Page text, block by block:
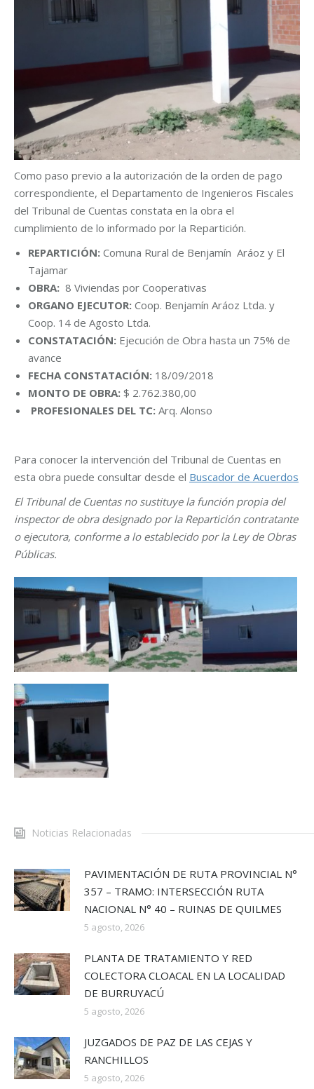
Como paso previo a la autorización de la orden de pago
correspondiente, el Departamento de Ingenieros Fiscales
del Tribunal de Cuentas constata en la obra el
cumplimiento de lo informado por la Repartición.
REPARTICIÓN: Comuna Rural de Benjamín Aráoz y El
Tajamar
OBRA: 8 Viviendas por Cooperativas
ORGANO EJECUTOR: Coop. Benjamín Aráoz Ltda. y
Coop. 14 de Agosto Ltda.
CONSTATACIÓN: Ejecución de Obra hasta un 75% de
avance
FECHA CONSTATACIÓN: 18/09/2018
MONTO DE OBRA: $ 2.762.380,00
PROFESIONALES DEL TC: Arq. Alonso
Para conocer la intervención del Tribunal de Cuentas en
esta obra puede consultar desde el Buscador de Acuerdos
El Tribunal de Cuentas no sustituye la función propia del
inspector de obra designado por la Repartición contratante
o ejecutora, conforme a lo establecido por la Ley de Obras
Públicas.
Noticias Relacionadas
PAVIMENTACIÓN DE RUTA PROVINCIAL N°
357 – TRAMO: INTERSECCIÓN RUTA
NACIONAL N° 40 – RUINAS DE QUILMES
5 agosto, 2026
PLANTA DE TRATAMIENTO Y RED
COLECTORA CLOACAL EN LA LOCALIDAD
DE BURRUYACÚ
5 agosto, 2026
JUZGADOS DE PAZ DE LAS CEJAS Y
RANCHILLOS
5 agosto, 2026